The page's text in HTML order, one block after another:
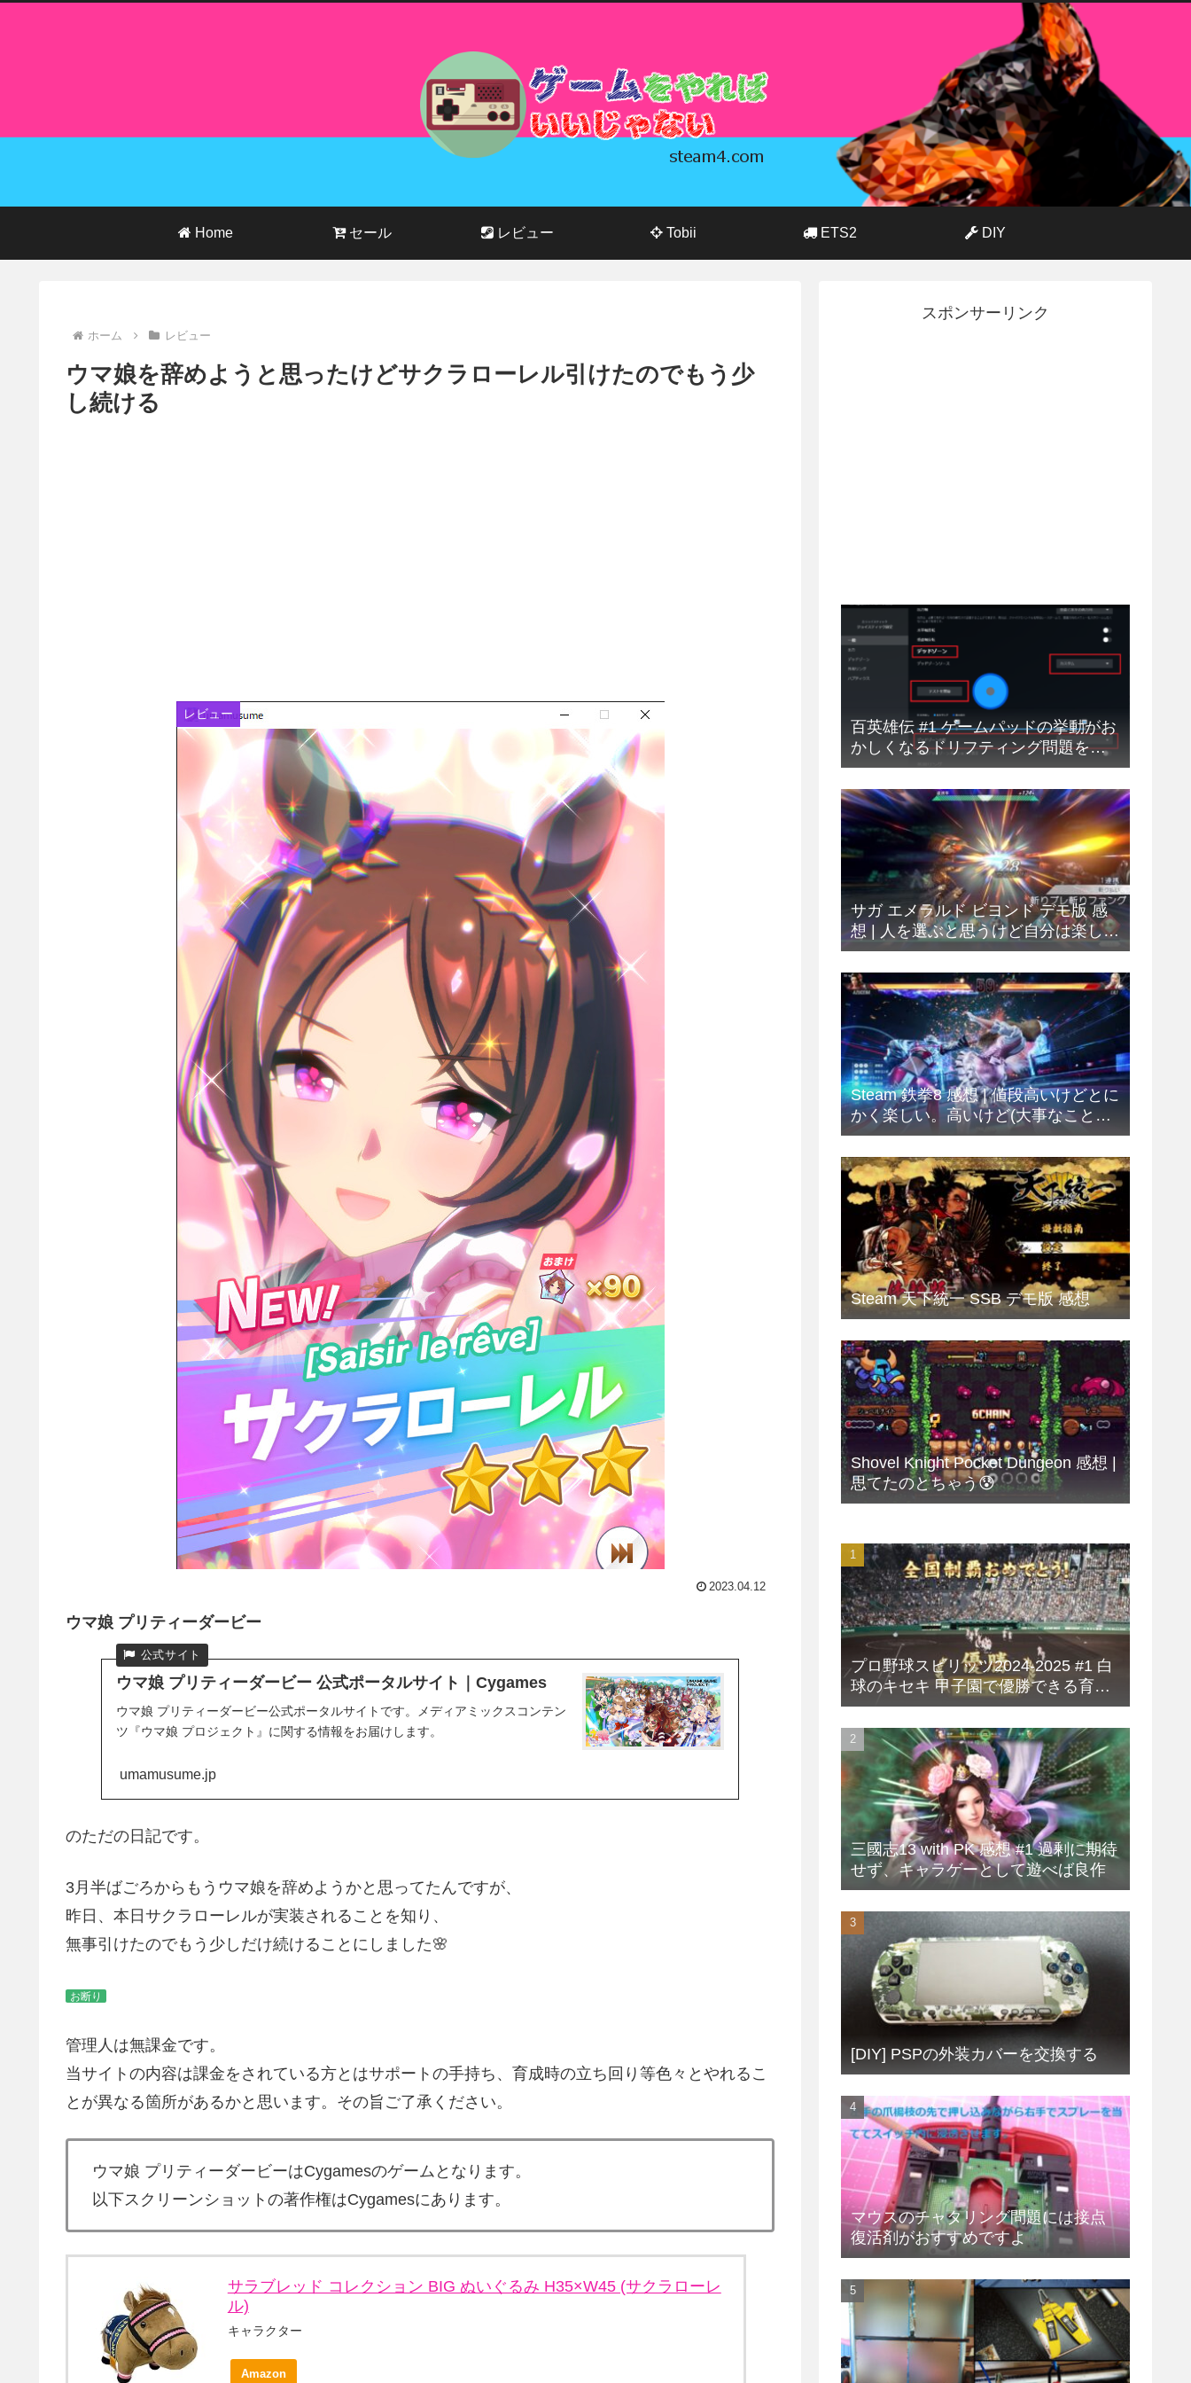
Home セール レビュー Tobii ETS2 DIY
ホーム レビュー
ウマ娘を辞めようと思ったけどサクラローレル引けたのでもう少
し続ける
レビュー
2023.04.12
ウマ娘 プリティーダービー
ウマ娘 プリティーダービー 公式ポータルサイト｜Cygames
ウマ娘 プリティーダービー公式ポータルサイトです。メディアミックスコンテン
ツ『ウマ娘 プロジェクト』に関する情報をお届けします。
umamusume.jp
のただの日記です。
3月半ばごろからもうウマ娘を辞めようかと思ってたんですが、
昨日、本日サクラローレルが実装されることを知り、
無事引けたのでもう少しだけ続けることにしました🌸
お断り
管理人は無課金です。
当サイトの内容は課金をされている方とはサポートの手持ち、育成時の立ち回り等色々とやれるこ
とが異なる箇所があるかと思います。その旨ご了承ください。
ウマ娘 プリティーダービーはCygamesのゲームとなります。
以下スクリーンショットの著作権はCygamesにあります。
サラブレッド コレクション BIG ぬいぐるみ H35×W45 (サクラローレ
ル)
キャラクター
Amazon
スポンサーリンク
百英雄伝 #1 ゲームパッドの挙動がお
かしくなるドリフティング問題を解
決する方法
サガ エメラルド ビヨンド デモ版 感
想 | 人を選ぶと思うけど自分は楽しめ
ました
Steam 鉄拳8 感想 | 値段高いけどとに
かく楽しい。高いけど(大事なことな
ので2回)。
Steam 天下統一 SSB デモ版 感想
Shovel Knight Pocket Dungeon 感想 |
思てたのとちゃう😰
プロ野球スピリッツ2024-2025 #1 白
球のキセキ 甲子園で優勝できる育成
方法
三國志13 with PK 感想 #1 過剰に期待
せず、キャラゲーとして遊べば良作
[DIY] PSPの外装カバーを交換する
マウスのチャタリング問題には接点
復活剤がおすすめですよ